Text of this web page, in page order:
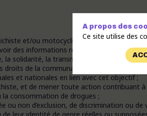
et/ou motocycliste homosexuelle de
des informations relatives aux pratiques
la solidarité, la transmission, le respect
droits de la communauté fétichiste,
et nationales en lien avec cet objectif ;
et de mener toute action contribuant
consommation de drogues ;
non d’exclusion, de discrimination ou de
A propos des
Ce site utilise des